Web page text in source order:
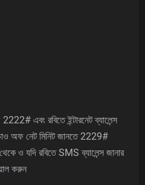
এবং রবিতে ইন্টারনেট ব্যালেন্স
অফ নেট মিনিট জানতে 2229#
ও যদি রবিতে SMS ব্যালেন্স জানার
করুন